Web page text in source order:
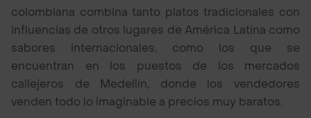
colombiana combina tanto platos tradicionales con
influencias de otros lugares de América Latina como
sabores internacionales, como los que se
encuentran en los puestos de los mercados
callejeros de Medellín, donde los vendedores
venden todo lo imaginable a precios muy baratos.